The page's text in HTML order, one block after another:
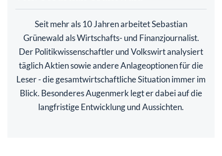
Seit mehr als 10 Jahren arbeitet Sebastian
Grünewald als Wirtschafts- und Finanzjournalist.
Der Politikwissenschaftler und Volkswirt analysiert
täglich Aktien sowie andere Anlageoptionen für die
Leser - die gesamtwirtschaftliche Situation immer im
Blick. Besonderes Augenmerk legt er dabei auf die
langfristige Entwicklung und Aussichten.